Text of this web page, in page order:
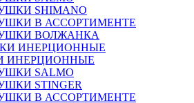
SHIMANO
В АССОРТИМЕНТЕ
ВОЛЖАНКА
ИНЕРЦИОННЫЕ
SALMO
STINGER
В АССОРТИМЕНТЕ